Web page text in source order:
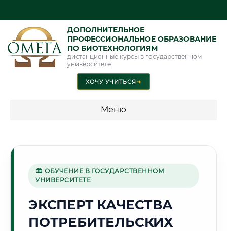
ДОПОЛНИТЕЛЬНОЕ
ПРОФЕССИОНАЛЬНОЕ ОБРАЗОВАНИЕ
ПО БИОТЕХНОЛОГИЯМ
дистанционные курсы в государственном
университете
ХОЧУ УЧИТЬСЯ➜
Меню
🌊
Г. БАТУМИ
🏛 ОБУЧЕНИЕ В ГОСУДАРСТВЕННОМ
УНИВЕРСИТЕТЕ
ЭКСПЕРТ КАЧЕСТВА
ПОТРЕБИТЕЛЬСКИХ